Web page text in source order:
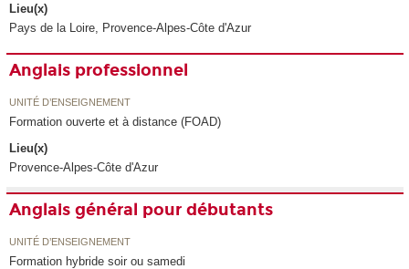
Lieu(x)
Pays de la Loire, Provence-Alpes-Côte d'Azur
Anglais professionnel
UNITÉ D’ENSEIGNEMENT
Formation ouverte et à distance (FOAD)
Lieu(x)
Provence-Alpes-Côte d'Azur
Anglais général pour débutants
UNITÉ D’ENSEIGNEMENT
Formation hybride soir ou samedi